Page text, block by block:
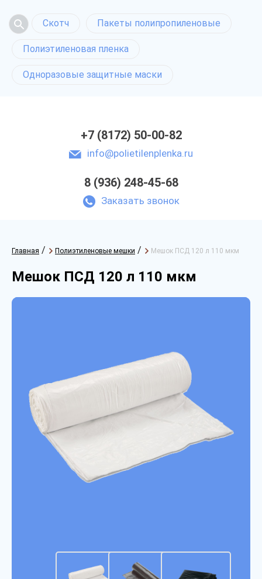
Скотч Пакеты полипропиленовые
Полиэтиленовая пленка
Одноразовые защитные маски
+7 (8172) 50-00-82
info@polietilenplenka.ru
8 (936) 248-45-68
Заказать звонок
Главная / Полиэтиленовые мешки / Мешок ПСД 120 л 110 мкм
Мешок ПСД 120 л 110 мкм